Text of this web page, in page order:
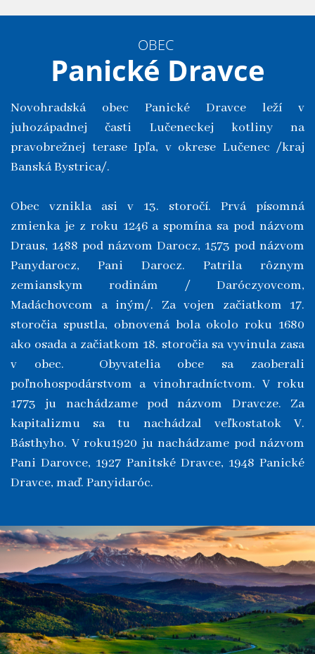
OBEC
Panické Dravce
Novohradská obec Panické Dravce leží v
juhozápadnej časti Lučeneckej kotliny na
pravobrežnej terase Ipľa, v okrese Lučenec /kraj
Banská Bystrica/.
Obec vznikla asi v 13. storočí. Prvá písomná
zmienka je z roku 1246 a spomína sa pod názvom
Draus, 1488 pod názvom Darocz, 1573 pod názvom
Panydarocz, Pani Darocz. Patrila rôznym
zemianskym rodinám / Daróczyovcom,
Madáchovcom a iným/. Za vojen začiatkom 17.
storočia spustla, obnovená bola okolo roku 1680
ako osada a začiatkom 18. storočia sa vyvinula zasa
v obec. Obyvatelia obce sa zaoberali
poľnohospodárstvom a vinohradníctvom. V roku
1773 ju nachádzame pod názvom Dravcze. Za
kapitalizmu sa tu nachádzal veľkostatok V.
Básthyho. V roku1920 ju nachádzame pod názvom
Pani Darovce, 1927 Panitské Dravce, 1948 Panické
Dravce, maď. Panyidaróc.